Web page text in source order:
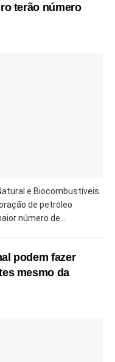
terão número
e Biocombustíveis
de petróleo
número de...
podem fazer
mesmo da